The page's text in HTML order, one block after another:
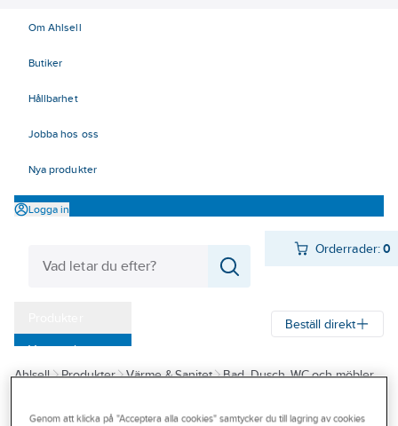
Om Ahlsell
Butiker
Hållbarhet
Jobba hos oss
Nya produkter
Logga in
Orderrader:0
Varumärken
Kampanjer
Outlet
Beställ direkt
Ahlsell Produkter Värme & Sanitet
Bad, Dusch, WC och möbler
Genom att klicka på "Acceptera alla cookies" samtycker du till lagring av cookies